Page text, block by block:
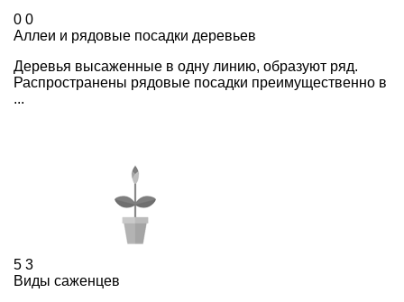
0 0
Аллеи и рядовые посадки деревьев
Деревья высаженные в одну линию, образуют ряд.
Распространены рядовые посадки преимущественно в
...
5 3
Виды саженцев